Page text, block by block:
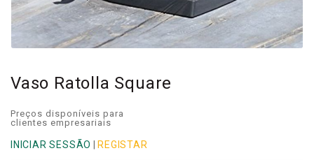
Vaso Ratolla Square
Preços disponíveis para
clientes empresariais
INICIAR SESSÃO REGISTAR